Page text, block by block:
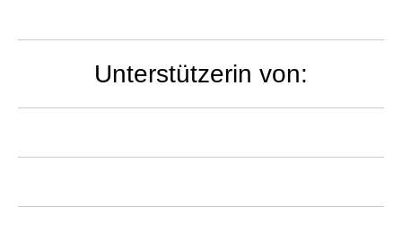
Unterstützerin von: